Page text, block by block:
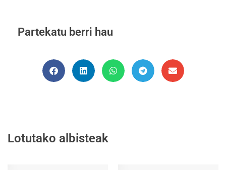
Partekatu berri hau
Lotutako albisteak